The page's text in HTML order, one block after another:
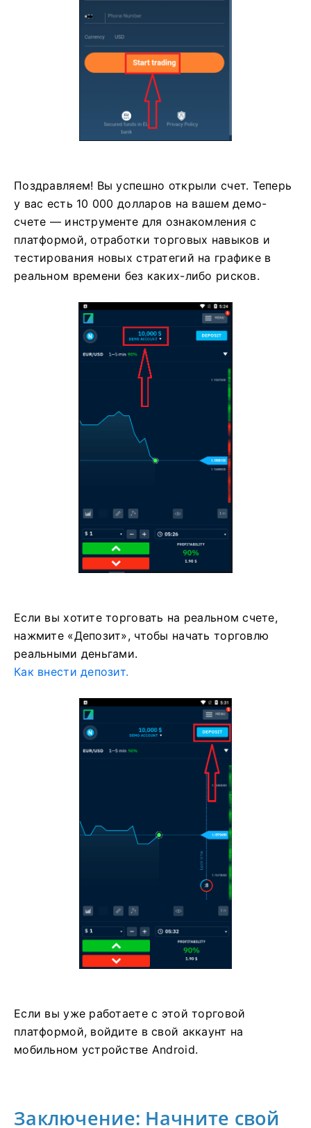
Поздравляем! Вы успешно открыли счет. Теперь
у вас есть 10 000 долларов на вашем демо-
счете — инструменте для ознакомления с
платформой, отработки торговых навыков и
тестирования новых стратегий на графике в
реальном времени без каких-либо рисков.
Если вы хотите торговать на реальном счете,
нажмите «Депозит», чтобы начать торговлю
реальными деньгами.
Как внести депозит.
Если вы уже работаете с этой торговой
платформой, войдите в свой аккаунт на
мобильном устройстве Android.
Заключение: Начните свой